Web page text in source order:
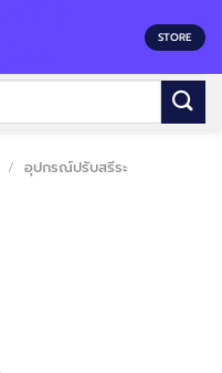
STORE
/ อุปกรณ์ปรับสรีระ